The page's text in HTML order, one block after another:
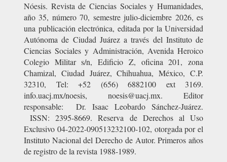
Nóesis. Revista de Ciencias Sociales y Humanidades,
año 35, número 70, semestre julio-diciembre 2026, es
una publicación electrónica, editada por la Universidad
Autónoma de Ciudad Juárez a través del Instituto de
Ciencias Sociales y Administración, Avenida Heroico
Colegio Militar s/n, Edificio Z, oficina 201, zona
Chamizal, Ciudad Juárez, Chihuahua, México, C.P.
32310, Tel: +52 (656) 6882100 ext 3169.
info.uacj.mx/noesis, noesis@uacj.mx. Editor
responsable: Dr. Isaac Leobardo Sánchez-Juárez.
ISSN: 2395-8669. Reserva de Derechos al Uso
Exclusivo 04-2022-090513232100-102, otorgada por el
Instituto Nacional del Derecho de Autor. Primeros años
de registro de la revista 1988-1989.